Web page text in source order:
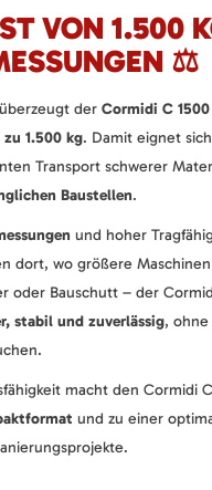
VON 1.500
⚖️
der Cormidi C 1500
1.500 kg. Damit eignet
Transport schwerer
Baustellen.
und hoher
dort, wo größere
oder Bauschutt – der
stabil und zuverlässig,
macht den Cormidi
und zu einer